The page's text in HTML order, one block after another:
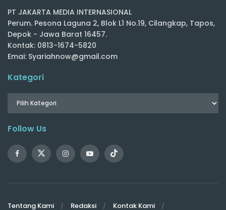
PT JAKARTA MEDIA INTERNASIONAL
Perum. Pesona Laguna 2, Blok L1 No.19, Cilangkap, Tapos,
Depok - Jawa Barat 16457.
Kontak: 0813-1674-5820
Emai: Syariahnow@gmail.com
Kategori
Follow Us
Tentang Kami Redaksi Kontak Kami